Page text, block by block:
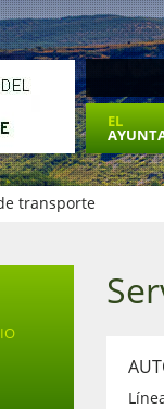
EL
transporte